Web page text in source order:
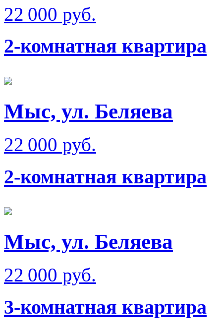
22 000 руб.
2-комнатная квартира
Мыс, ул. Беляева
22 000 руб.
2-комнатная квартира
Мыс, ул. Беляева
22 000 руб.
3-комнатная квартира